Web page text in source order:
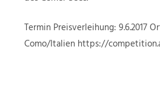
Termin Preisverleihung: 9.6.2017
Como/Italien https://